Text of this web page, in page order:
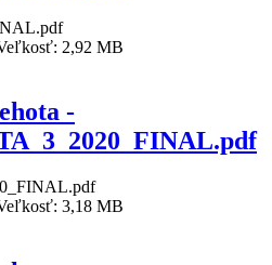
2,92 MB
-
3,18 MB